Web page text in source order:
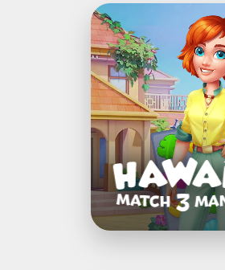
Hawaii
Match-
3
Mania®:
イ
ン
テ
リ
デ
ザ
イ
ン
＆